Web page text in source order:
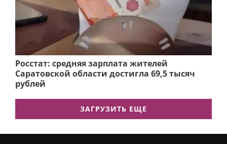
Росстат: средняя зарплата жителей
Саратовской области достигла 69,5 тысяч
рублей
ЗАГРУЗИТЬ ЕЩЕ